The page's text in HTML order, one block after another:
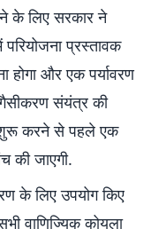
के लिए सरकार ने
परियोजना प्रस्तावक
होगा और एक पर्यावरण
गैसीकरण संयंत्र की
शुरू करने से पहले एक
की जाएगी.
के लिए उपयोग किए
वाणिज्यिक कोयला